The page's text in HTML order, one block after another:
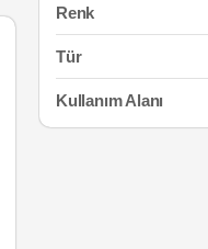
Renk
Tür
Kullanım Alanı